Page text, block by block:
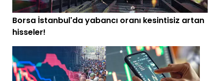
Borsa İstanbul'da yabancı oranı kesintisiz artan
hisseler!